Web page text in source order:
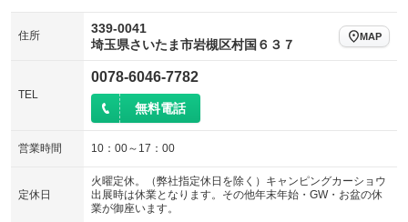
クラッチレス
：装備なし ヒッチメンバー
：装備なし
坂道発進補助装置
：装備なし
展示・試乗車
電動格納ミラー
：装備なし
：装備なし
チップアップシート オットマン
：装備なし
電動格納サードシート
ウォークスルー
：装備なし
電動リアゲート
：装備なし
シートエアコン
：装備なし 全周囲カメラ
：装備なし
サイドカメラ
：装備なし
住所
339-0041
埼玉県さいたま市岩槻区村国６３７
MAP
TEL
0078-6046-7782
無料電話
営業時間 10：00～17：00
定休日
火曜定休。（弊社指定休日を除く）キャンピングカーショウ
出展時は休業となります。その他年末年始・GW・お盆の休
業が御座います。